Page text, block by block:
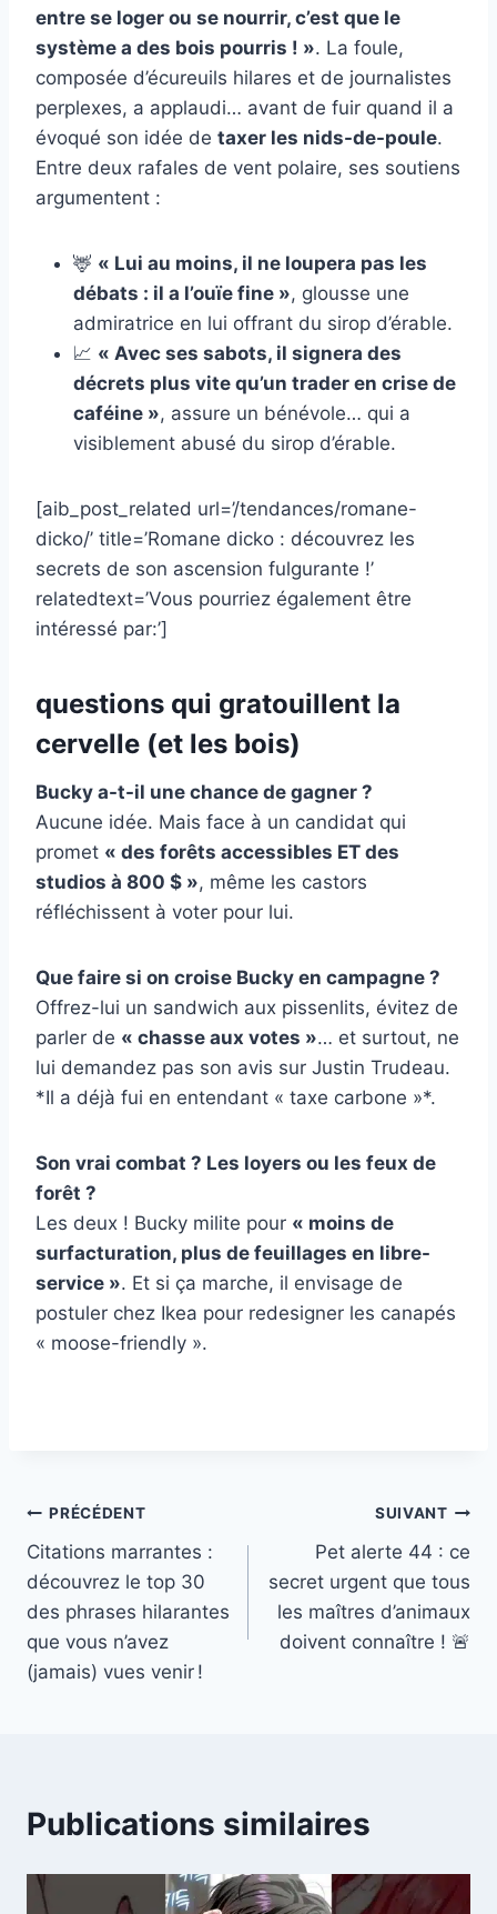
entre se loger ou se nourrir, c’est que le
système a des bois pourris ! ». La foule,
composée d’écureuils hilares et de journalistes
perplexes, a applaudi… avant de fuir quand il a
évoqué son idée de taxer les nids-de-poule.
Entre deux rafales de vent polaire, ses soutiens
argumentent :
🦌 « Lui au moins, il ne loupera pas les
débats : il a l’ouïe fine », glousse une
admiratrice en lui offrant du sirop d’érable.
📈 « Avec ses sabots, il signera des
décrets plus vite qu’un trader en crise de
caféine », assure un bénévole… qui a
visiblement abusé du sirop d’érable.
[aib_post_related url=’/tendances/romane-
dicko/’ title=’Romane dicko : découvrez les
secrets de son ascension fulgurante !’
relatedtext=’Vous pourriez également être
intéressé par:’]
questions qui gratouillent la
cervelle (et les bois)
Bucky a-t-il une chance de gagner ?
Aucune idée. Mais face à un candidat qui
promet « des forêts accessibles ET des
studios à 800 $ », même les castors
réfléchissent à voter pour lui.
Que faire si on croise Bucky en campagne ?
Offrez-lui un sandwich aux pissenlits, évitez de
parler de « chasse aux votes »… et surtout, ne
lui demandez pas son avis sur Justin Trudeau.
*Il a déjà fui en entendant « taxe carbone »*.
Son vrai combat ? Les loyers ou les feux de
forêt ?
Les deux ! Bucky milite pour « moins de
surfacturation, plus de feuillages en libre-
service ». Et si ça marche, il envisage de
postuler chez Ikea pour redesigner les canapés
« moose-friendly ».
Navigation
de
l’article
PRÉCÉDENT
Citations marrantes :
découvrez le top 30
des phrases hilarantes
que vous n’avez
(jamais) vues venir !
SUIVANT
Pet alerte 44 : ce
secret urgent que tous
les maîtres d’animaux
doivent connaître ! 🚨
Publications similaires